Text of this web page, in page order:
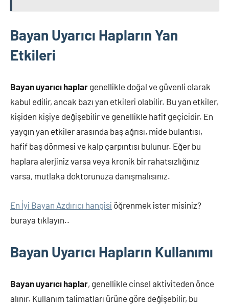
Bayan Uyarıcı Hapların Yan
Etkileri
Bayan uyarıcı haplar genellikle doğal ve güvenli olarak
kabul edilir, ancak bazı yan etkileri olabilir. Bu yan etkiler,
kişiden kişiye değişebilir ve genellikle hafif geçicidir. En
yaygın yan etkiler arasında baş ağrısı, mide bulantısı,
hafif baş dönmesi ve kalp çarpıntısı bulunur. Eğer bu
haplara alerjiniz varsa veya kronik bir rahatsızlığınız
varsa, mutlaka doktorunuza danışmalısınız.
En İyi Bayan Azdırıcı hangisi öğrenmek ister misiniz?
buraya tıklayın..
Bayan Uyarıcı Hapların Kullanımı
Bayan uyarıcı haplar, genellikle cinsel aktiviteden önce
alınır. Kullanım talimatları ürüne göre değişebilir, bu